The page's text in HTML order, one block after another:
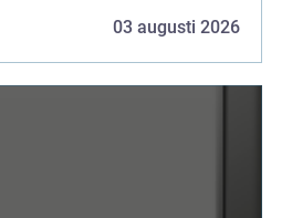
03 augusti 2026